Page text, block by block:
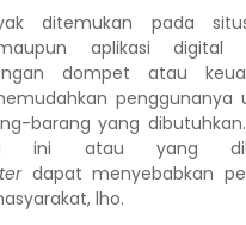
ditemukan pada
aplikasi digital
dompet atau
penggunanya
barang yang
ini atau yang
dapat menyebabkan
lho.